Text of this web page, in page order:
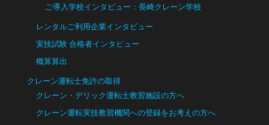
ご導入学校インタビュー：長崎クレーン学校
レンタルご利用企業インタビュー
実技試験 合格者インタビュー
概算算出
クレーン運転士免許の取得
クレーン・デリック運転士教習施設の方へ
クレーン運転実技教習機関への登録をお考えの方へ